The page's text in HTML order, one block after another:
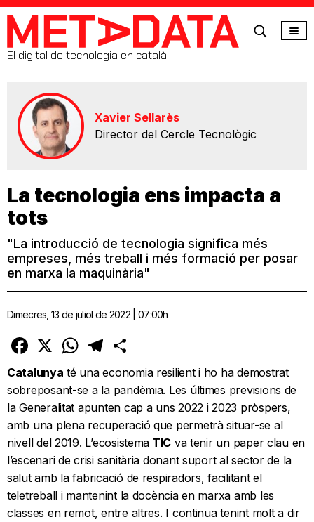
MetaData
El digital de tecnologia en català
Xavier Sellarès
Director del Cercle Tecnològic
La tecnologia ens impacta a
tots
"La introducció de tecnologia significa més
empreses, més treball i més formació per posar
en marxa la maquinària"
Dimecres, 13 de juliol de 2022 | 07:00h
Facebook
X WhatsAppTelegram
Catalunya té una economia resilient i ho ha demostrat
sobreposant-se a la pandèmia. Les últimes previsions de
la Generalitat apunten cap a uns 2022 i 2023 pròspers,
amb una plena recuperació que permetrà situar-se al
nivell del 2019. L’ecosistema TIC va tenir un paper clau en
l’escenari de crisi sanitària donant suport al sector de la
salut amb la fabricació de respiradors, facilitant el
teletreball i mantenint la docència en marxa amb les
classes en remot, entre altres. I continua tenint molt a dir